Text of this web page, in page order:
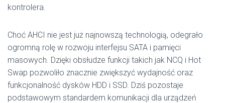
kontrolera.
Choć AHCI nie jest już najnowszą technologią, odegrało
ogromną rolę w rozwoju interfejsu SATA i pamięci
masowych. Dzięki obsłudze funkcji takich jak NCQ i Hot
Swap pozwoliło znacznie zwiększyć wydajność oraz
funkcjonalność dysków HDD i SSD. Dziś pozostaje
podstawowym standardem komunikacji dla urządzeń